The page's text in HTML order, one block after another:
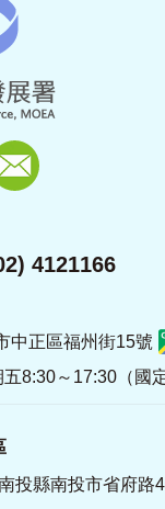
4121166
中正區福州街15號
8:30～17:30（國
投縣南投市省府路